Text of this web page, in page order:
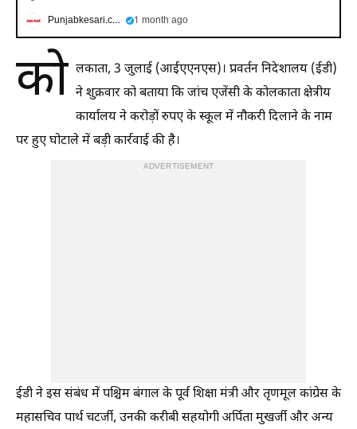
Punjabkesari.com 1 month ago
को लकाता, 3 जुलाई (आईएएनएस)। प्रवर्तन निदेशालय (ईडी)
ने शुक्रवार को बताया कि जांच एजेंसी के कोलकाता क्षेत्रीय
कार्यालय ने करोड़ों रुपए के स्कूल में नौकरी दिलाने के नाम
पर हुए घोटाले में बड़ी कार्रवाई की है।
ADVERTISEMENT
ईडी ने इस संबंध में पश्चिम बंगाल के पूर्व शिक्षा मंत्री और तृणमूल कांग्रेस के
महासचिव पार्थ चटर्जी, उनकी करीबी सहयोगी अर्पिता मुखर्जी और अन्य